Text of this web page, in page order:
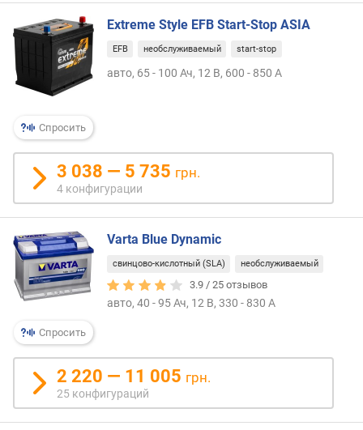
с
а
а
р
е
и
(
А
ч
)
п
у
к
в
о
й
т
Спросить
Extreme Style EFB Start-Stop ASIA
EFB необслуживаемый start-stop
авто, 65 - 100 Ач, 12 В, 600 - 850 А
3 038 — 5 735 грн.
4 конфигурации
Спросить
Varta Blue Dynamic
свинцово-кислотный (SLA) необслуживаемый
3.9 /25 отзывов
авто, 40 - 95 Ач, 12 В, 330 - 830 А
2 220 — 11 005 грн.
25 конфигураций